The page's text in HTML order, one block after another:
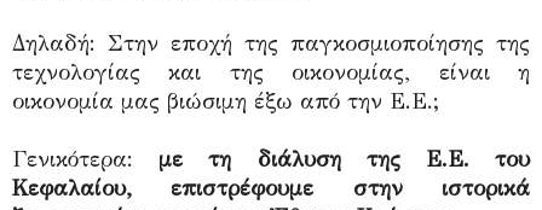
Δηλαδή: Στην εποχή της παγκοσμιοποίησης της
τεχνολογίας και της οικονομίας, είναι η
οικονομία μας βιώσιμη έξω από την Ε.Ε.;
Γενικότερα: με τη διάλυση της Ε.Ε. του
Κεφαλαίου, επιστρέφουμε στην ιστορικά